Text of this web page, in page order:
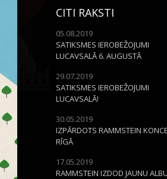
CITI RAKSTI
05.08.2019
SATIKSMES IEROBEŽOJUMI
LUCAVSALĀ 6. AUGUSTĀ
29.07.2019
SATIKSMES IEROBEŽOJUMI
LUCAVSALĀ!
30.05.2019
IZPĀRDOTS RAMMSTEIN
RĪGĀ
17.05.2019
RAMMSTEIN IZDOD JAUNU